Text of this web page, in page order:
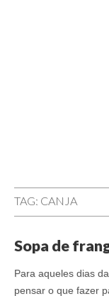
TAG: CANJA
Sopa de
Para aqueles dias
pensar o que fazer